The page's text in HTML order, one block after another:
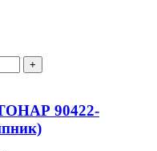
90422-